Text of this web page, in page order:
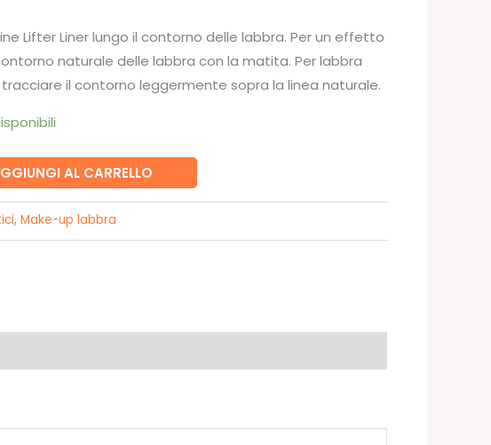
Lifter Liner lungo il contorno delle labbra. Per un effetto
naturale delle labbra con la matita. Per labbra
il contorno leggermente sopra la linea naturale.
AL CARRELLO
, Make-up labbra